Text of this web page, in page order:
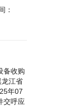
：
收购
江省
年07
交呼应